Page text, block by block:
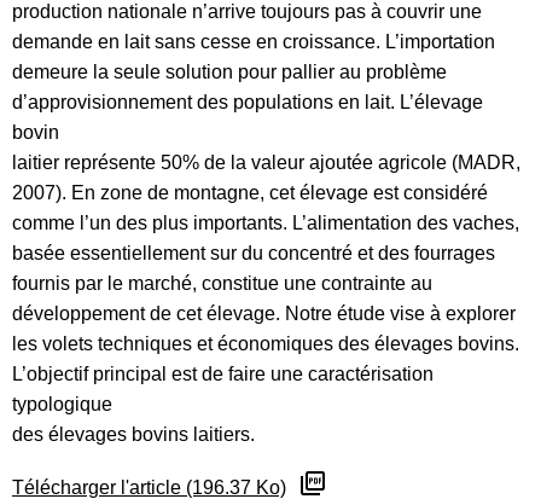
production nationale n’arrive toujours pas à couvrir une
demande en lait sans cesse en croissance. L’importation
demeure la seule solution pour pallier au problème
d’approvisionnement des populations en lait. L’élevage
bovin
laitier représente 50% de la valeur ajoutée agricole (MADR,
2007). En zone de montagne, cet élevage est considéré
comme l’un des plus importants. L’alimentation des vaches,
basée essentiellement sur du concentré et des fourrages
fournis par le marché, constitue une contrainte au
développement de cet élevage. Notre étude vise à explorer
les volets techniques et économiques des élevages bovins.
L’objectif principal est de faire une caractérisation
typologique
des élevages bovins laitiers.
Télécharger l'article (196.37 Ko)